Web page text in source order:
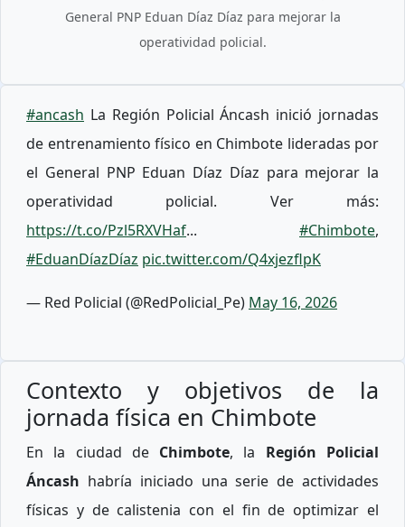
General PNP Eduan Díaz Díaz para mejorar la
operatividad policial.
#ancash La Región Policial Áncash inició jornadas
de entrenamiento físico en Chimbote lideradas por
el General PNP Eduan Díaz Díaz para mejorar la
operatividad policial. Ver más:
https://t.co/Pzl5RXVHaf... #Chimbote,
#EduanDíazDíaz pic.twitter.com/Q4xjezflpK
— Red Policial (@RedPolicial_Pe) May 16, 2026
Contexto y objetivos de la
jornada física en Chimbote
En la ciudad de Chimbote, la Región Policial
Áncash habría iniciado una serie de actividades
físicas y de calistenia con el fin de optimizar el